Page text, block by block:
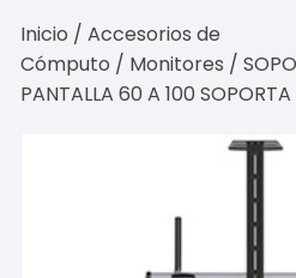
Inicio /Accesorios de
Cómputo / Monitores /
PANTALLA 60 A 100 SOPORTA